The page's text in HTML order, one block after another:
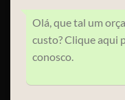
Olá, que tal um
custo? Clique aqui
conosco.